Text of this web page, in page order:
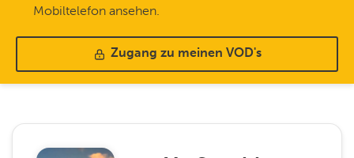
Mobiltelefon ansehen.
Zugang zu meinen VOD's